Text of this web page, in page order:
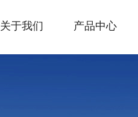
关于我们 产品中心